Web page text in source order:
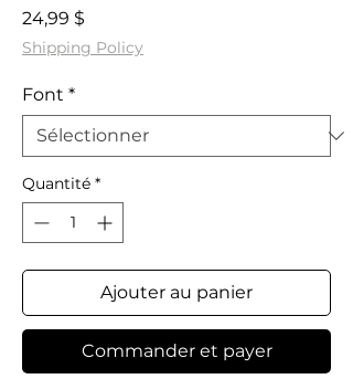
24,99 $
Shipping Policy
Font *
Quantité *
Ajouter au panier
Commander et payer